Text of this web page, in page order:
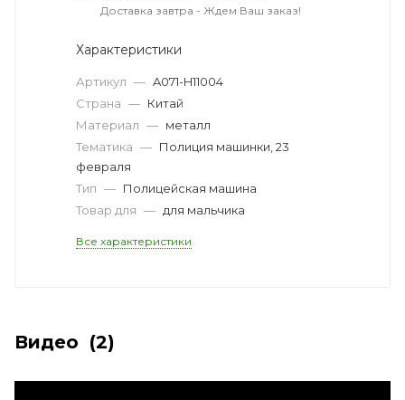
Доставка завтра - Ждем Ваш заказ!
Характеристики
Артикул — A071-H11004
Страна — Китай
Материал — металл
Тематика — Полиция машинки, 23
февраля
Тип — Полицейская машина
Товар для — для мальчика
Все характеристики
Видео (2)